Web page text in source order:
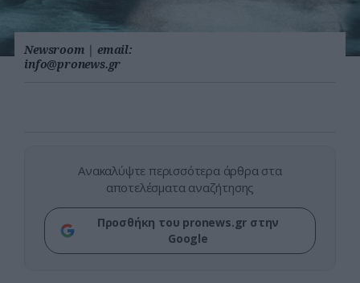
Newsroom | email:
info@pronews.gr
Ανακαλύψτε περισσότερα άρθρα στα
αποτελέσματα αναζήτησης
Προσθήκη του pronews.gr στην
Google